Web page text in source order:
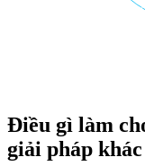
Điều gì làm
giải pháp